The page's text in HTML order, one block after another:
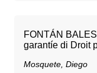
FONTÁN
garantíe di Droit
Mosquete, Diego